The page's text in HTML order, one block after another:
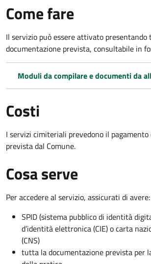
Come fare
Il servizio può essere attivato
documentazione prevista, consultabile in
Moduli da compilare e documenti da
Costi
I servizi cimiteriali prevedono il
prevista dal Comune.
Cosa serve
Per accedere al servizio, assicurati di avere:
SPID (sistema pubblico di identità
d’identità elettronica (CIE) o carta
(CNS)
tutta la documentazione prevista per